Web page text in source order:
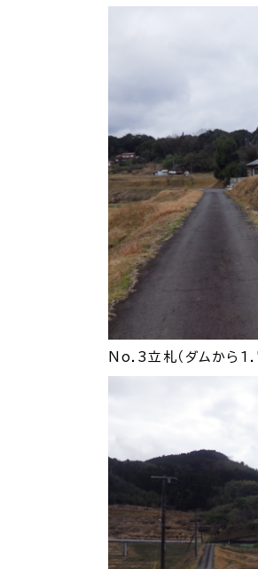
No.3立札（ダムから